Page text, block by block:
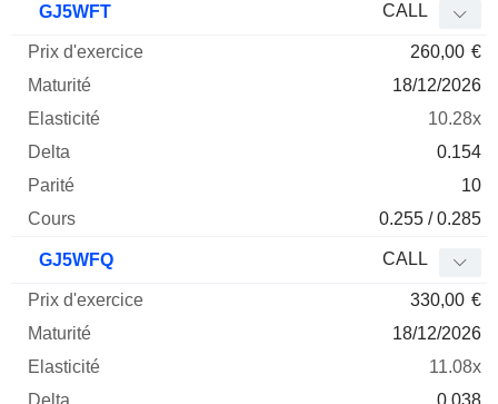
GJ5WFT CALL
260,00 €
18/12/2026
10.28x
0.154
10
0.255 / 0.285
GJ5WFQ CALL
330,00 €
18/12/2026
11.08x